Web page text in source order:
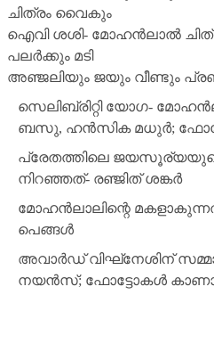
ചിത്രം വൈകും
ഐവി ശശി- മോഹന്‍ലാല്‍
പലര്‍ക്കും മടി
അഞ്ജലിയും ജയും വീണ്ടും
സെലിബ്രിറ്റി യോഗ-
ബസു, ഹന്‍സിക മധുര്‍;
പ്രേതത്തിലെ
നിറഞ്ഞത്- രഞ്ജിത് ശങ്കര്‍
മോഹന്‍ലാലിന്റെ
പെങ്ങള്‍
അവാര്‍ഡ് വിഘ്‌നേശിന്
നയന്‍സ്; ഫോട്ടോകള്‍